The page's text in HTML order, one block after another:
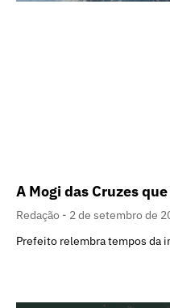
A Mogi das Cruzes
Redação
2 de setembro de
Prefeito relembra tempos da